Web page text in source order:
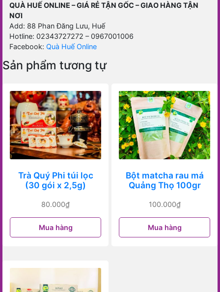
QUÀ HUẾ ONLINE – GIÁ RẺ TẬN GỐC – GIAO HÀNG TẬN
NƠI
Add: 88 Phan Đăng Lưu, Huế
Hotline: 02343727272 – 0967001006
Facebook:Quà Huế Online
Sản phẩm tương tự
Trà Quý Phi túi lọc
(30 gói x 2,5g)
80.000₫
Mua hàng
Bột matcha rau má
Quảng Thọ 100gr
100.000₫
Mua hàng